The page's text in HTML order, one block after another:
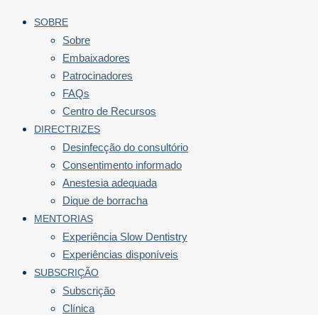
SOBRE
Sobre
Embaixadores
Patrocinadores
FAQs
Centro de Recursos
DIRECTRIZES
Desinfecção do consultório
Consentimento informado
Anestesia adequada
Dique de borracha
MENTORIAS
Experiência Slow Dentistry
Experiências disponíveis
SUBSCRIÇÃO
Subscrição
Clínica